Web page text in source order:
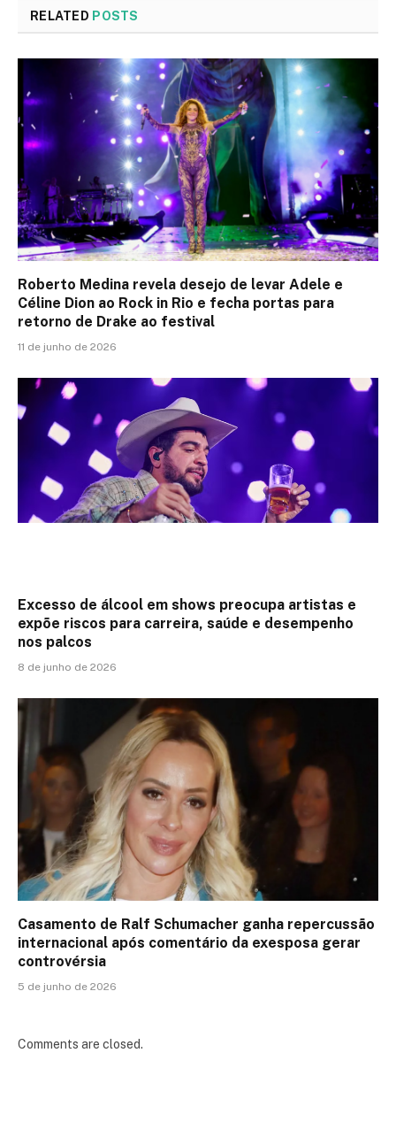
RELATED POSTS
Roberto Medina revela desejo de levar Adele e
Céline Dion ao Rock in Rio e fecha portas para
retorno de Drake ao festival
11 de junho de 2026
Excesso de álcool em shows preocupa artistas e
expõe riscos para carreira, saúde e desempenho
nos palcos
8 de junho de 2026
Casamento de Ralf Schumacher ganha repercussão
internacional após comentário da exesposa gerar
controvérsia
5 de junho de 2026
Comments are closed.